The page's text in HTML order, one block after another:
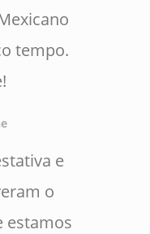
tempo.
e
o
estamos